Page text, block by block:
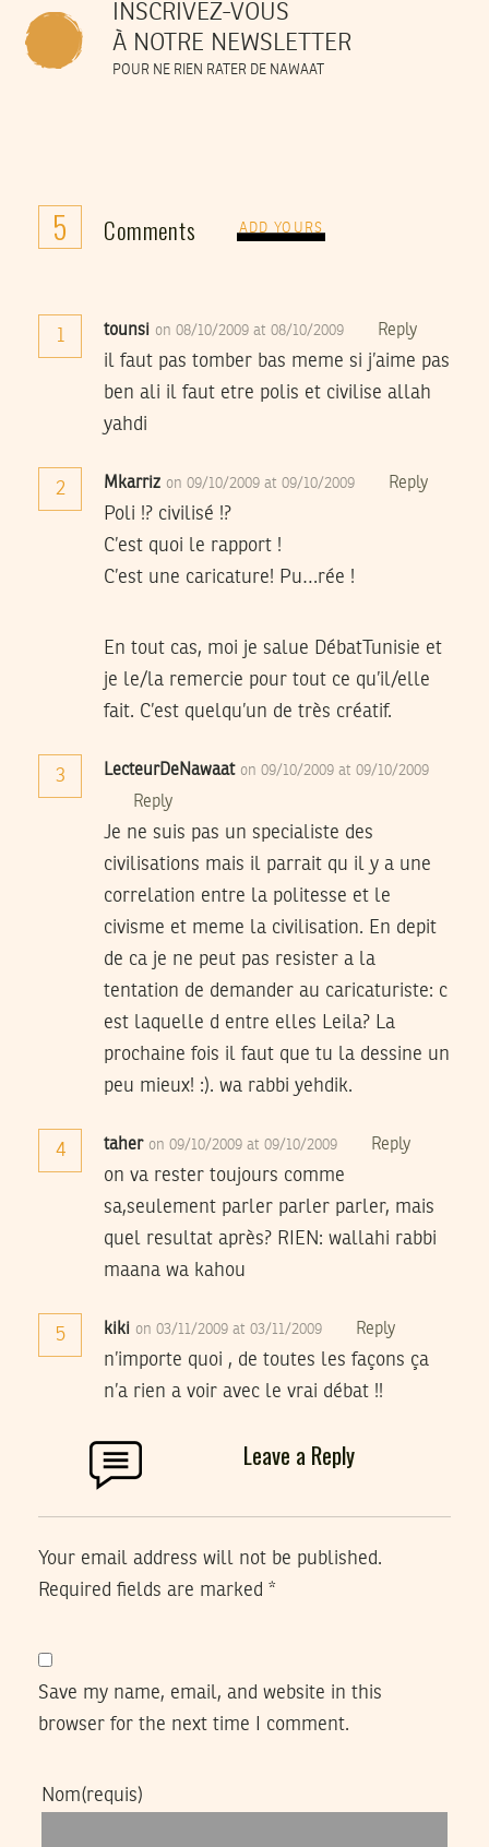
INSCRIVEZ-VOUS
À NOTRE NEWSLETTER
POUR NE RIEN RATER DE NAWAAT
5 Comments ADD YOURS
1 tounsi on 08/10/2009 at 08/10/2009 Reply
il faut pas tomber bas meme si j’aime pas
ben ali il faut etre polis et civilise allah
yahdi
2 Mkarriz on 09/10/2009 at 09/10/2009 Reply
Poli !? civilisé !?
C’est quoi le rapport !
C’est une caricature! Pu…rée !
En tout cas, moi je salue DébatTunisie et
je le/la remercie pour tout ce qu’il/elle
fait. C’est quelqu’un de très créatif.
3 LecteurDeNawaat on 09/10/2009 at 09/10/2009
Reply
Je ne suis pas un specialiste des
civilisations mais il parrait qu il y a une
correlation entre la politesse et le
civisme et meme la civilisation. En depit
de ca je ne peut pas resister a la
tentation de demander au caricaturiste: c
est laquelle d entre elles Leila? La
prochaine fois il faut que tu la dessine un
peu mieux! :). wa rabbi yehdik.
4 taher on 09/10/2009 at 09/10/2009 Reply
on va rester toujours comme
sa,seulement parler parler parler, mais
quel resultat après? RIEN: wallahi rabbi
maana wa kahou
5 kiki on 03/11/2009 at 03/11/2009 Reply
n’importe quoi , de toutes les façons ça
n’a rien a voir avec le vrai débat !!
Leave a Reply
Your email address will not be published.
Required fields are marked *
Save my name, email, and website in this
browser for the next time I comment.
Nom(requis)